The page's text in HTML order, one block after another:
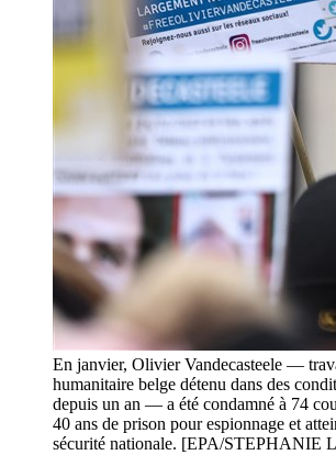
En janvier, Olivier Vandecasteele —
humanitaire belge détenu dans des
depuis un an — a été condamné à 74
40 ans de prison pour espionnage et
sécurité nationale. [EPA/STEPHANIE